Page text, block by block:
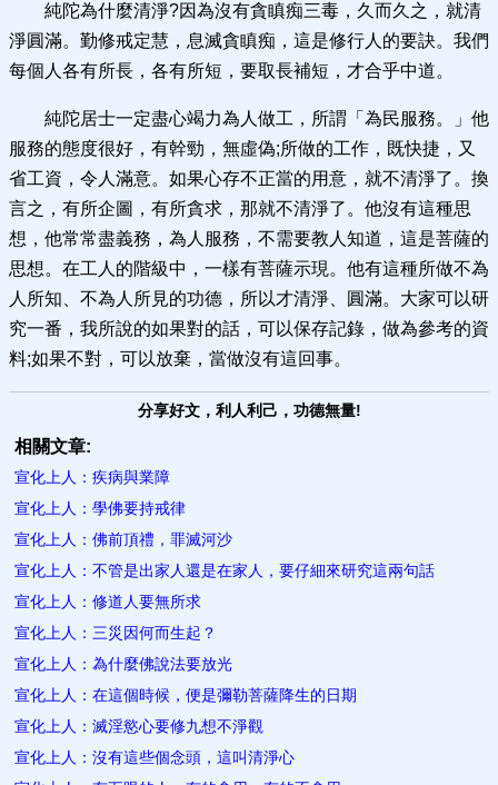
純陀為什麼清淨?因為沒有貪瞋痴三毒，久而久之，就清
淨圓滿。勤修戒定慧，息滅貪瞋痴，這是修行人的要訣。我們
每個人各有所長，各有所短，要取長補短，才合乎中道。
純陀居士一定盡心竭力為人做工，所謂「為民服務。」他
服務的態度很好，有幹勁，無虛偽;所做的工作，既快捷，又
省工資，令人滿意。如果心存不正當的用意，就不清淨了。換
言之，有所企圖，有所貪求，那就不清淨了。他沒有這種思
想，他常常盡義務，為人服務，不需要教人知道，這是菩薩的
思想。在工人的階級中，一樣有菩薩示現。他有這種所做不為
人所知、不為人所見的功德，所以才清淨、圓滿。大家可以研
究一番，我所說的如果對的話，可以保存記錄，做為參考的資
料;如果不對，可以放棄，當做沒有這回事。
分享好文，利人利己，功德無量!
相關文章:
宣化上人：疾病與業障
宣化上人：學佛要持戒律
宣化上人：佛前頂禮，罪滅河沙
宣化上人：不管是出家人還是在家人，要仔細來研究這兩句話
宣化上人：修道人要無所求
宣化上人：三災因何而生起？
宣化上人：為什麼佛說法要放光
宣化上人：在這個時候，便是彌勒菩薩降生的日期
宣化上人：滅淫慾心要修九想不淨觀
宣化上人：沒有這些個念頭，這叫清淨心